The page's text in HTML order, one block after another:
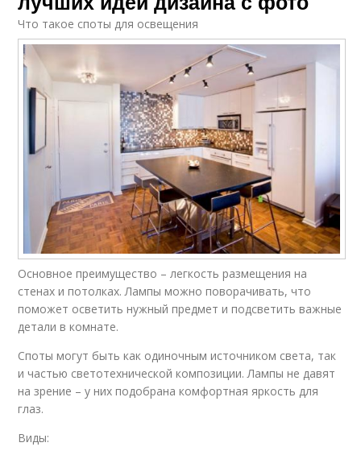
Что такое споты для освещения
Основное преимущество – легкость размещения на
стенах и потолках. Лампы можно поворачивать, что
поможет осветить нужный предмет и подсветить важные
детали в комнате.
Споты могут быть как одиночным источником света, так
и частью светотехнической композиции. Лампы не давят
на зрение – у них подобрана комфортная яркость для
глаз.
Виды: